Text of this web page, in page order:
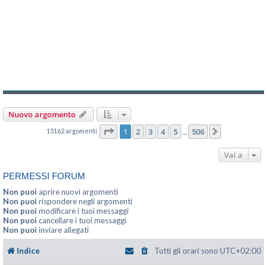
Nuovo argomento
15162 argomenti Pagina di 506
1 2 3 4 5 506
Vai a
PERMESSI FORUM
Non puoi aprire nuovi argomenti
Non puoi rispondere negli argomenti
Non puoi modificare i tuoi messaggi
Non puoi cancellare i tuoi messaggi
Non puoi inviare allegati
Indice Tutti gli orari sono UTC+02:00